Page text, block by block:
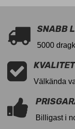
SNABB
5000
KVALITET
Välkända
Billigast i